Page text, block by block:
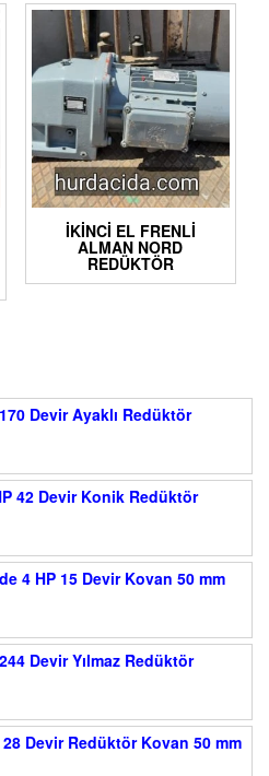
İKINCI EL FRENLI
ALMAN NORD
REDÜKTÖR
Devir Ayaklı Redüktör
42 Devir Konik Redüktör
4 HP 15 Devir Kovan 50 mm
Devir Yılmaz Redüktör
28 Devir Redüktör Kovan 50 mm